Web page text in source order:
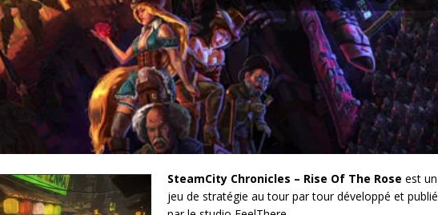
SteamCity Chronicles – Rise Of The Rose est un
jeu de stratégie au tour par tour développé et publié